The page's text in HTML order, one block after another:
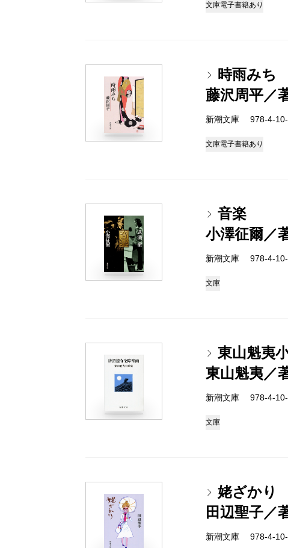
文庫電子書籍あり
時雨みち
藤沢周平／
新潮文庫 978-4-
文庫電子書籍あり
音楽
小澤征爾／
新潮文庫 978-4-
文庫
東山魁夷
東山魁夷／
新潮文庫 978-4-
文庫
姥ざかり
田辺聖子／
新潮文庫 978-4-